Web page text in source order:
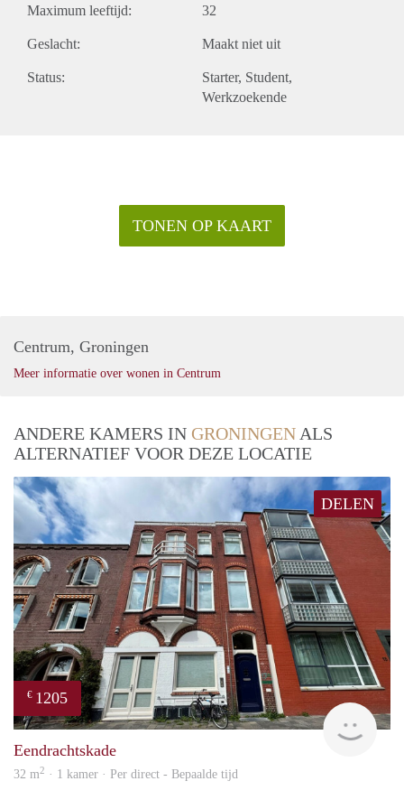
Maximum leeftijd: 32
Geslacht: Maakt niet uit
Status: Starter Student
Werkzoekende
TONEN OP KAART
Centrum, Groningen
Meer informatie over wonen in Centrum
ANDERE KAMERS IN GRONINGEN ALS
ALTERNATIEF VOOR DEZE LOCATIE
DELEN
€ 1205
Eendrachtskade
32 m2 · 1 kamer · Per direct - Bepaalde tijd